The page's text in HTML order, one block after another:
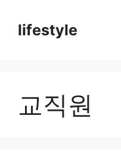
lifestyle
교직원